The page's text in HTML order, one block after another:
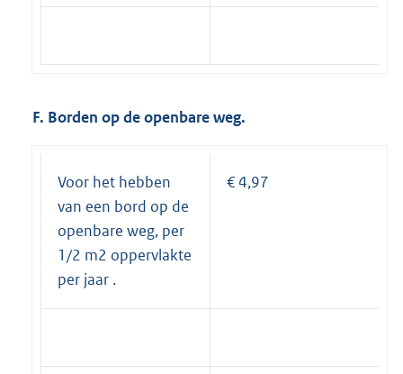
F. Borden op de openbare weg.
Voor het hebben
van een bord op de
openbare weg, per
1/2 m2 oppervlakte
per jaar .
€ 4,97